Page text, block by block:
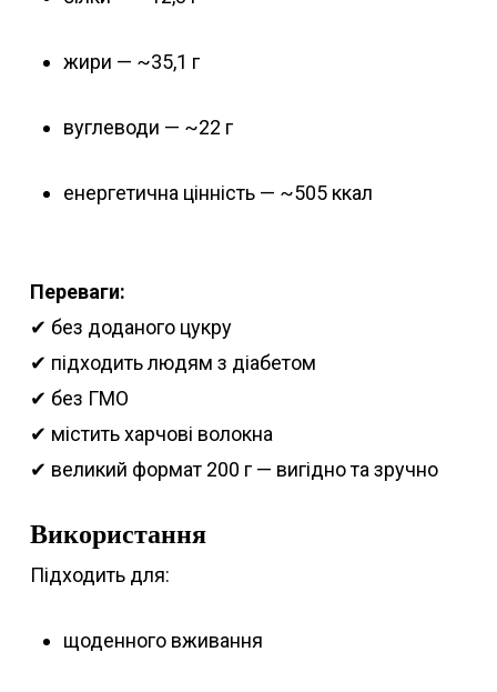
жири — ~35,1 г
вуглеводи — ~22 г
енергетична цінність — ~505 ккал
Переваги:
✔ без доданого цукру
✔ підходить людям з діабетом
✔ без ГМО
✔ містить харчові волокна
✔ великий формат 200 г — вигідно та зручно
Використання
Підходить для:
щоденного вживання